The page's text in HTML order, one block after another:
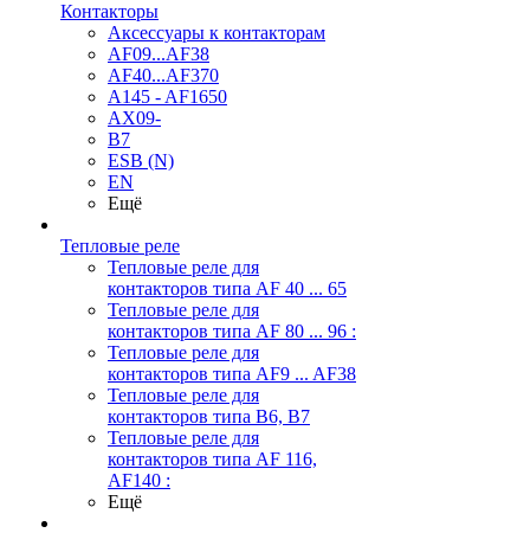
Контакторы
Аксессуары к контакторам
AF09...AF38
AF40...AF370
A145 - AF1650
AX09-
B7
ESB (N)
EN
Ещё
Тепловые реле
Тепловые реле для
контакторов типа AF 40 ... 65
Тепловые реле для
контакторов типа AF 80 ... 96 :
Тепловые реле для
контакторов типа AF9 ... AF38
Тепловые реле для
контакторов типа В6, В7
Тепловые реле для
контакторов типа AF 116,
AF140 :
Ещё